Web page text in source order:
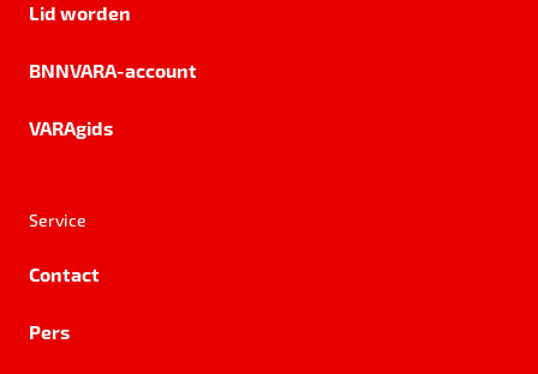
Lid worden
BNNVARA-account
VARAgids
Service
Contact
Pers